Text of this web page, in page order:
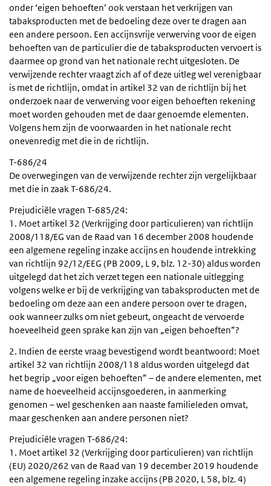
onder ‘eigen behoeften’ ook verstaan het verkrijgen van
tabaksproducten met de bedoeling deze over te dragen aan
een andere persoon. Een accijnsvrije verwerving voor de eigen
behoeften van de particulier die de tabaksproducten vervoert is
daarmee op grond van het nationale recht uitgesloten. De
verwijzende rechter vraagt zich af of deze uitleg wel verenigbaar
is met de richtlijn, omdat in artikel 32 van de richtlijn bij het
onderzoek naar de verwerving voor eigen behoeften rekening
moet worden gehouden met de daar genoemde elementen.
Volgens hem zijn de voorwaarden in het nationale recht
onevenredig met die in de richtlijn.
T-686/24
De overwegingen van de verwijzende rechter zijn vergelijkbaar
met die in zaak T-686/24.
Prejudiciële vragen T-685/24:
1. Moet artikel 32 (Verkrijging door particulieren) van richtlijn
2008/118/EG van de Raad van 16 december 2008 houdende
een algemene regeling inzake accijns en houdende intrekking
van richtlijn 92/12/EEG (PB 2009, L 9, blz. 12-30) aldus worden
uitgelegd dat het zich verzet tegen een nationale uitlegging
volgens welke er bij de verkrijging van tabaksproducten met de
bedoeling om deze aan een andere persoon over te dragen,
ook wanneer zulks om niet gebeurt, ongeacht de vervoerde
hoeveelheid geen sprake kan zijn van „eigen behoeften”?
2. Indien de eerste vraag bevestigend wordt beantwoord: Moet
artikel 32 van richtlijn 2008/118 aldus worden uitgelegd dat
het begrip „voor eigen behoeften” – de andere elementen, met
name de hoeveelheid accijnsgoederen, in aanmerking
genomen – wel geschenken aan naaste familieleden omvat,
maar geschenken aan andere personen niet?
Prejudiciële vragen T-686/24:
1. Moet artikel 32 (Verkrijging door particulieren) van richtlijn
(EU) 2020/262 van de Raad van 19 december 2019 houdende
een algemene regeling inzake accijns (PB 2020, L 58, blz. 4)